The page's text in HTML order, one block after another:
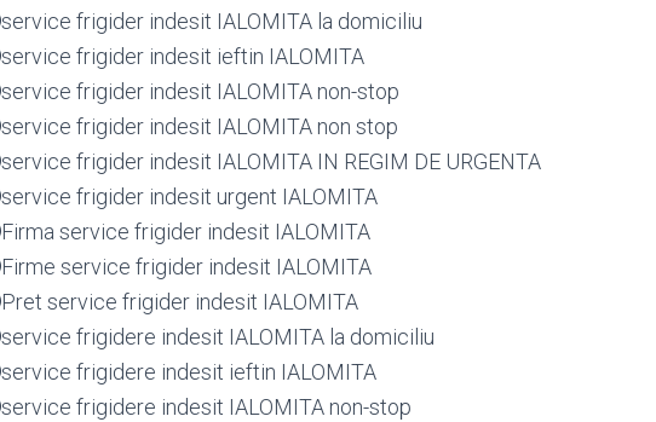
service frigider indesit IALOMITA la domiciliu
service frigider indesit ieftin IALOMITA
service frigider indesit IALOMITA non-stop
service frigider indesit IALOMITA non stop
service frigider indesit IALOMITA IN REGIM DE URGENTA
service frigider indesit urgent IALOMITA
Firma service frigider indesit IALOMITA
Firme service frigider indesit IALOMITA
Pret service frigider indesit IALOMITA
service frigidere indesit IALOMITA la domiciliu
service frigidere indesit ieftin IALOMITA
service frigidere indesit IALOMITA non-stop